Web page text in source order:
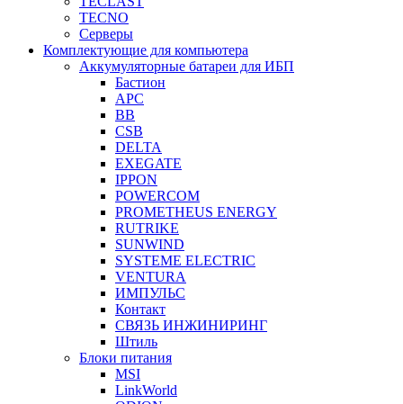
TECNO
Серверы
Комплектующие для компьютера
Аккумуляторные батареи для ИБП
Бастион
APC
BB
CSB
DELTA
EXEGATE
IPPON
POWERCOM
PROMETHEUS ENERGY
RUTRIKE
SUNWIND
SYSTEME ELECTRIC
VENTURA
ИМПУЛЬС
Контакт
СВЯЗЬ ИНЖИНИРИНГ
Штиль
Блоки питания
MSI
LinkWorld